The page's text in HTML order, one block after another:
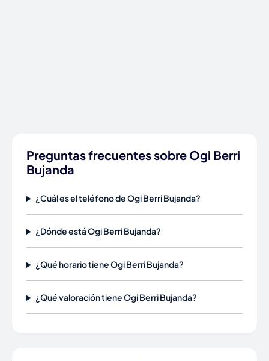
Preguntas frecuentes sobre Ogi Berri
Bujanda
¿Cuál es el teléfono de Ogi Berri Bujanda?
¿Dónde está Ogi Berri Bujanda?
¿Qué horario tiene Ogi Berri Bujanda?
¿Qué valoración tiene Ogi Berri Bujanda?